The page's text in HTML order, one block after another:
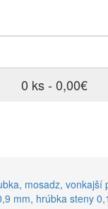
0 ks - 0,00€
mosadz, vonkajší
mm, hrúbka steny